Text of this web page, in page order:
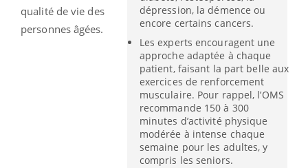
dépression, la démence ou
encore certains cancers.
Les experts encouragent une
approche adaptée à chaque
patient, faisant la part belle aux
exercices de renforcement
musculaire. Pour rappel, l’OMS
recommande 150 à 300
minutes d’activité physique
modérée à intense chaque
semaine pour les adultes, y
compris les seniors.
qualité de vie des
personnes âgées.